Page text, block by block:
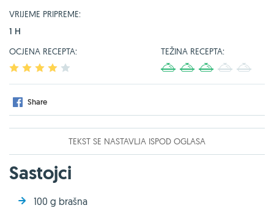
VRIJEME PRIPREME:
1 H
OCJENA RECEPTA:
2 3 4
TEŽINA RECEPTA:
4
Share
TEKST SE NASTAVLJA ISPOD OGLASA
Sastojci
100 g brašna